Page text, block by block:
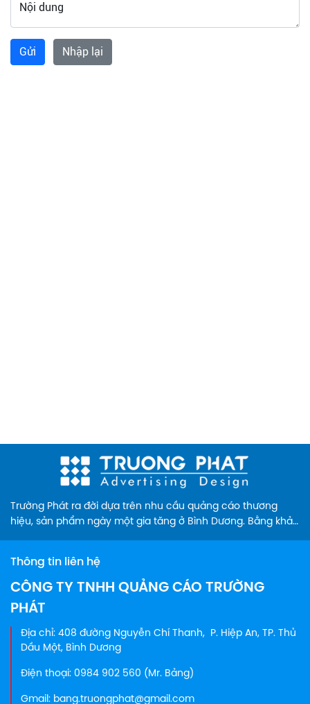
Nội dung
Trường Phát ra đời dựa trên nhu cầu quảng cáo thương
hiệu, sản phẩm ngày một gia tăng ở Bình Dương. Bằng khả
nay...
Thông tin liên hệ
CÔNG TY TNHH QUẢNG CÁO TRƯỜNG
PHÁT
Địa chỉ: 408 đường Nguyễn Chí Thanh, P. Hiệp An, TP. Thủ
Dầu Một, Bình Dương
Điện thoại: 0984 902 560 (Mr. Bảng)
Gmail: bang.truongphat@gmail.com